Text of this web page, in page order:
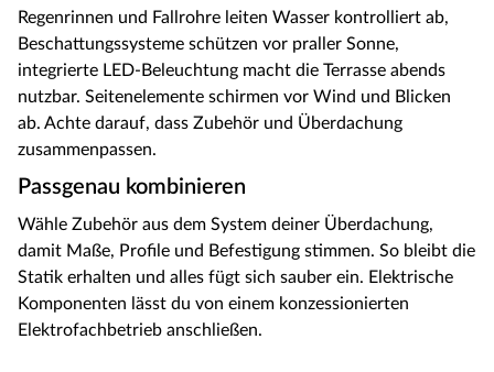
Regenrinnen und Fallrohre leiten Wasser kontrolliert ab,
Beschattungssysteme schützen vor praller Sonne,
integrierte LED-Beleuchtung macht die Terrasse abends
nutzbar. Seitenelemente schirmen vor Wind und Blicken
ab. Achte darauf, dass Zubehör und Überdachung
zusammenpassen.
Passgenau kombinieren
Wähle Zubehör aus dem System deiner Überdachung,
damit Maße, Profile und Befestigung stimmen. So bleibt die
Statik erhalten und alles fügt sich sauber ein. Elektrische
Komponenten lässt du von einem konzessionierten
Elektrofachbetrieb anschließen.